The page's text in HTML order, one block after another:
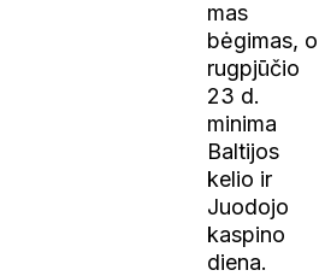
mas
bėgimas, o
rugpjūčio
23 d.
minima
Baltijos
kelio ir
Juodojo
kaspino
diena.